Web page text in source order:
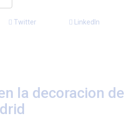
Twitter LinkedIn
la decoracion de